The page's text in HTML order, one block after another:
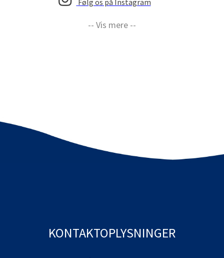
Følg os på Instagram
-- Vis mere --
KONTAKTOPLYSNINGER